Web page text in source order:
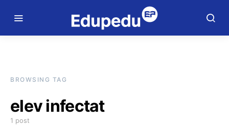
BROWSING TAG
elev infectat
1 post